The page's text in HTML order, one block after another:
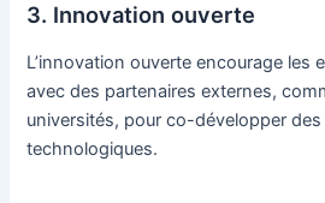
3. Innovation ouverte
L’innovation ouverte encourage les
avec des partenaires externes,
universités, pour co-développer
technologiques.